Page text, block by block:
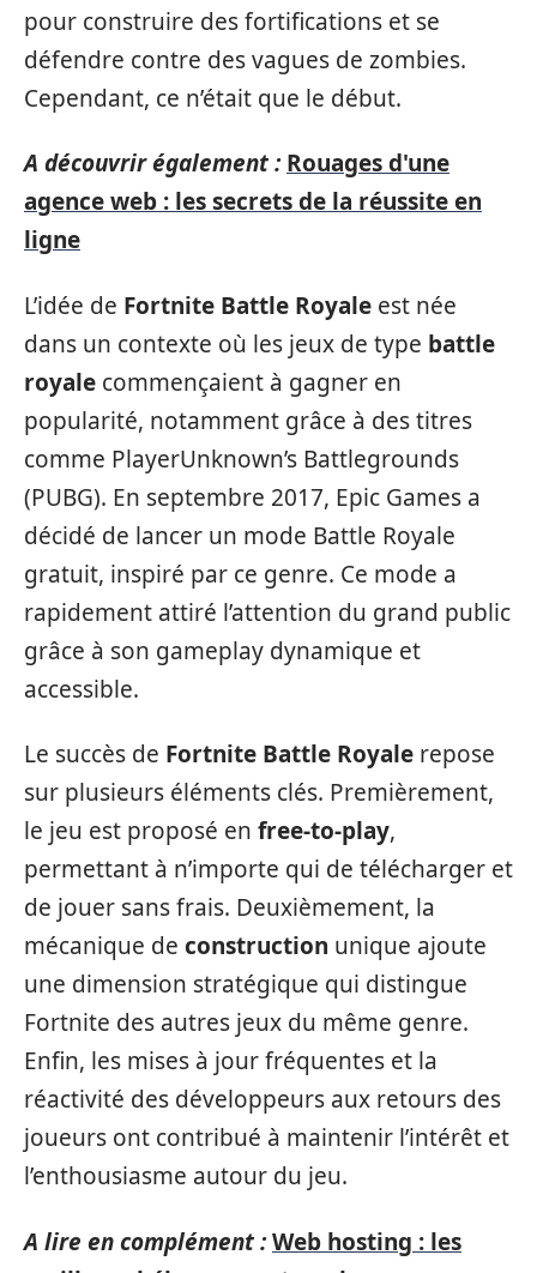
pour construire des fortifications et se
défendre contre des vagues de zombies.
Cependant, ce n’était que le début.
A découvrir également : Rouages d'une
agence web : les secrets de la réussite en
ligne
L’idée de Fortnite Battle Royale est née
dans un contexte où les jeux de type battle
royale commençaient à gagner en
popularité, notamment grâce à des titres
comme PlayerUnknown’s Battlegrounds
(PUBG). En septembre 2017, Epic Games a
décidé de lancer un mode Battle Royale
gratuit, inspiré par ce genre. Ce mode a
rapidement attiré l’attention du grand public
grâce à son gameplay dynamique et
accessible.
Le succès de Fortnite Battle Royale repose
sur plusieurs éléments clés. Premièrement,
le jeu est proposé en free-to-play,
permettant à n’importe qui de télécharger et
de jouer sans frais. Deuxièmement, la
mécanique de construction unique ajoute
une dimension stratégique qui distingue
Fortnite des autres jeux du même genre.
Enfin, les mises à jour fréquentes et la
réactivité des développeurs aux retours des
joueurs ont contribué à maintenir l’intérêt et
l’enthousiasme autour du jeu.
A lire en complément :Web hosting : les